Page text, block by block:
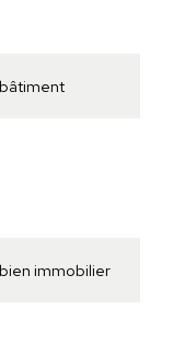
immobilier